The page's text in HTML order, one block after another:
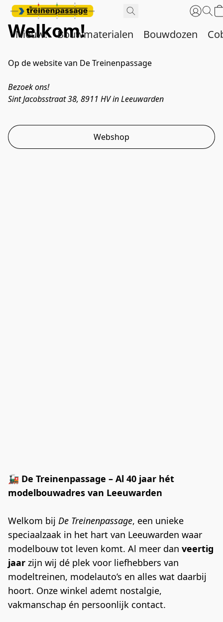
Nieuw! Bouwmaterialen Bouwdozen
Welkom!
Op de website van De Treinenpassage
Bezoek ons!
Sint Jacobsstraat 38, 8911 HV in Leeuwarden
Webshop
🚂 De Treinenpassage – Al 40 jaar hét
modelbouwadres van Leeuwarden
Welkom bij De Treinenpassage, een unieke
speciaalzaak in het hart van Leeuwarden waar
modelbouw tot leven komt. Al meer dan veertig
jaar zijn wij dé plek voor liefhebbers van
modeltreinen, modelauto’s en alles wat daarbij
hoort. Onze winkel ademt nostalgie,
vakmanschap én persoonlijk contact.